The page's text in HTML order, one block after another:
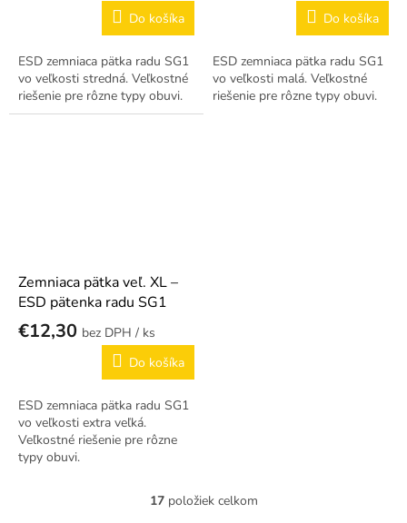
Do košíka
ESD zemniaca pätka radu SG1
vo veľkosti stredná. Veľkostné
riešenie pre rôzne typy obuvi.
Do košíka
ESD zemniaca pätka radu SG1
vo veľkosti malá. Veľkostné
riešenie pre rôzne typy obuvi.
Zemniaca pätka veľ. XL –
ESD pätenka radu SG1
€12,30
/ ks
Do košíka
ESD zemniaca pätka radu SG1
vo veľkosti extra veľká.
Veľkostné riešenie pre rôzne
typy obuvi.
O
17položiek celkom